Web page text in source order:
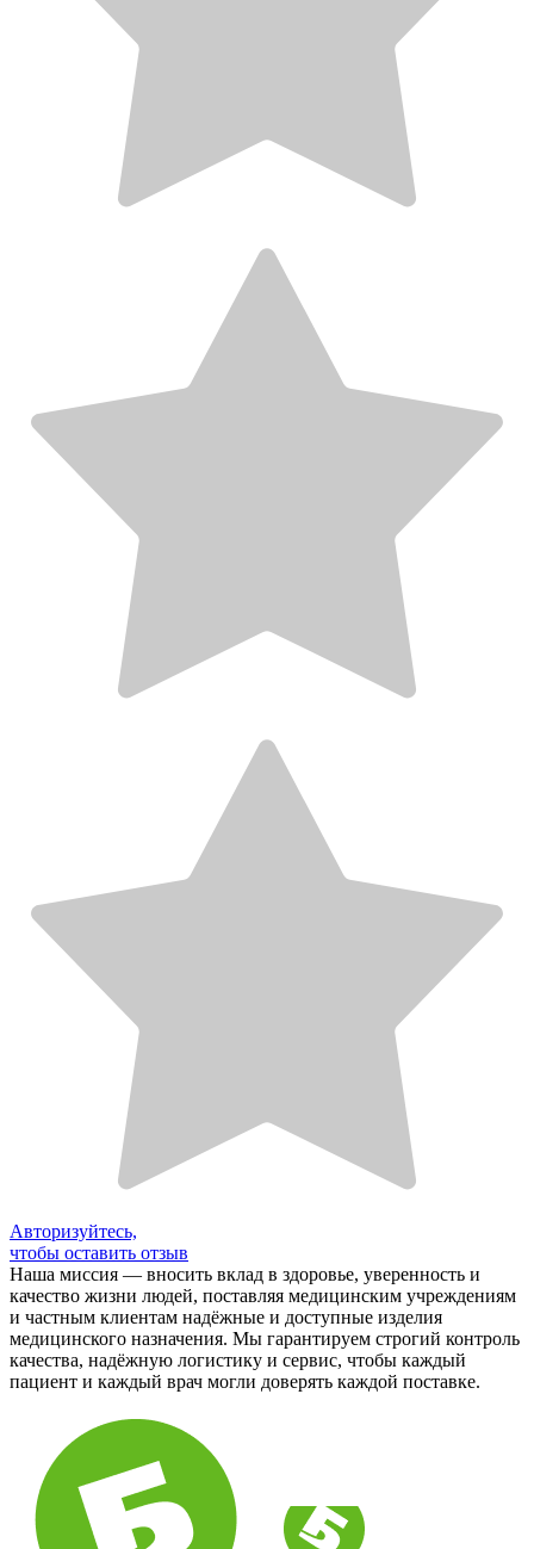
Авторизуйтесь,
чтобы оставить отзыв
Наша миссия — вносить вклад в здоровье, уверенность и
качество жизни людей, поставляя медицинским учреждениям
и частным клиентам надёжные и доступные изделия
медицинского назначения. Мы гарантируем строгий контроль
качества, надёжную логистику и сервис, чтобы каждый
пациент и каждый врач могли доверять каждой поставке.